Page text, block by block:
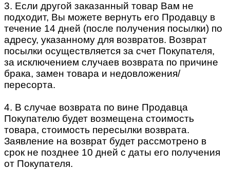
3. Если другой заказанный товар Вам не
подходит, Вы можете вернуть его Продавцу в
течение 14 дней (после получения посылки) по
адресу, указанному для возвратов. Возврат
посылки осуществляется за счет Покупателя,
за исключением случаев возврата по причине
брака, замен товара и недовложения/
пересорта.
4. В случае возврата по вине Продавца
Покупателю будет возмещена стоимость
товара, стоимость пересылки возврата.
Заявление на возврат будет рассмотрено в
срок не позднее 10 дней с даты его получения
от Покупателя.